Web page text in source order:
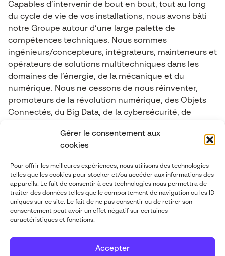
Gérer le consentement aux
cookies
Pour offrir les meilleures expériences, nous utilisons des technologies
telles que les cookies pour stocker et/ou accéder aux informations des
appareils. Le fait de consentir à ces technologies nous permettra de
traiter des données telles que le comportement de navigation ou les ID
uniques sur ce site. Le fait de ne pas consentir ou de retirer son
consentement peut avoir un effet négatif sur certaines
caractéristiques et fonctions.
Accepter
Capables d’intervenir de bout en bout, tout au long
du cycle de vie de vos installations, nous avons bâti
notre Groupe autour d’une large palette de
compétences techniques. Nous sommes
ingénieurs/concepteurs, intégrateurs, mainteneurs et
opérateurs de solutions multitechniques dans les
domaines de l’énergie, de la mécanique et du
numérique. Nous ne cessons de nous réinventer,
promoteurs de la révolution numérique, des Objets
Connectés, du Big Data, de la cybersécurité, de
Réalité mixte.
Contactez-nous
contact@abgi-france.com
+33 4 78 92 40 00